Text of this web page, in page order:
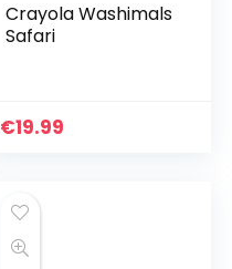
Crayola Washimals
Safari
€19.99